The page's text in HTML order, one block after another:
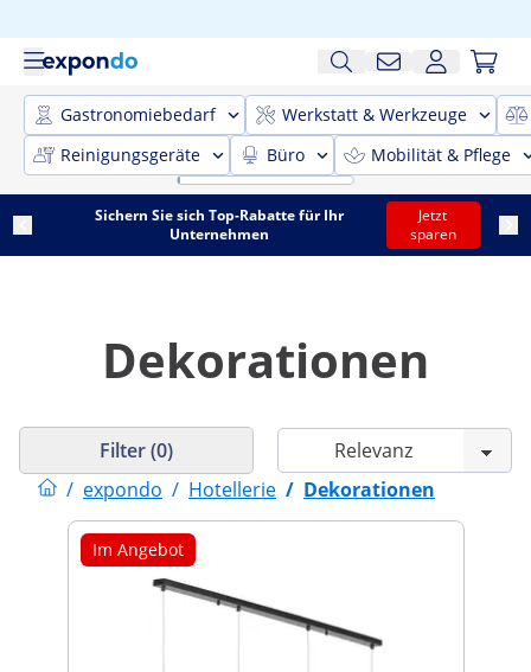
Gastronomiebedarf
Werkstatt & Werkzeuge
Reinigungsgeräte
Büro Mobilität & Pflege
Sichern Sie sich Top-Rabatte für Ihr
Unternehmen
Jetzt
sparen
Dekorationen
/ expondo / Hotellerie / Dekorationen
Filter (0)
Im Angebot